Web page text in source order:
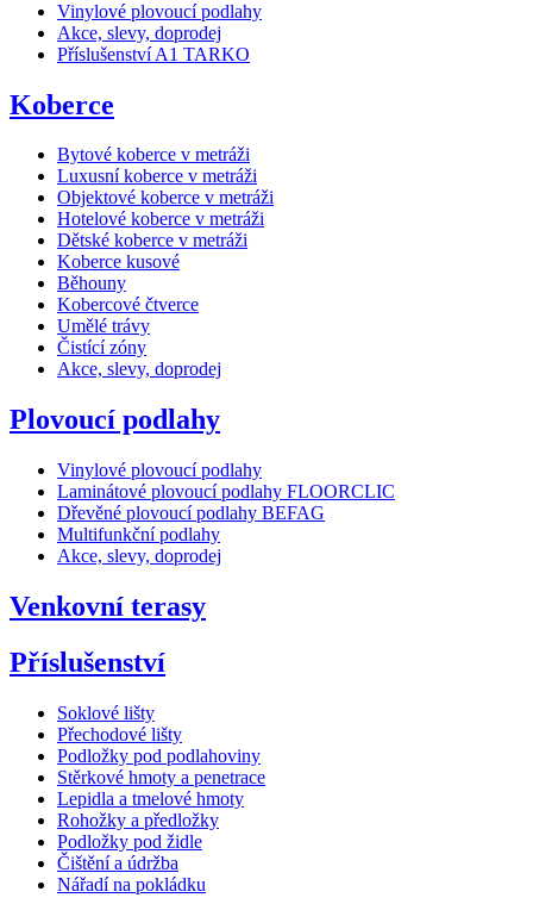
Vinylové plovoucí podlahy
Akce, slevy, doprodej
Příslušenství A1 TARKO
Koberce
Bytové koberce v metráži
Luxusní koberce v metráži
Objektové koberce v metráži
Hotelové koberce v metráži
Dětské koberce v metráži
Koberce kusové
Běhouny
Kobercové čtverce
Umělé trávy
Čistící zóny
Akce, slevy, doprodej
Plovoucí podlahy
Vinylové plovoucí podlahy
Laminátové plovoucí podlahy FLOORCLIC
Dřevěné plovoucí podlahy BEFAG
Multifunkční podlahy
Akce, slevy, doprodej
Venkovní terasy
Příslušenství
Soklové lišty
Přechodové lišty
Podložky pod podlahoviny
Stěrkové hmoty a penetrace
Lepidla a tmelové hmoty
Rohožky a předložky
Podložky pod židle
Čištění a údržba
Nářadí na pokládku